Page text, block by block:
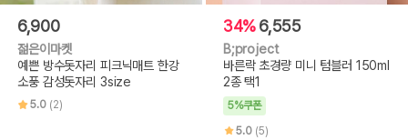
6,900
젊은이마켓
예쁜 방수돗자리 피크닉매트 한강
소풍 감성돗자리 3size
5.0 (2)
34%6,555
B;project
바른락 초경량 미니 텀블러 150ml
2종 택1
5%쿠폰
5.0 (5)